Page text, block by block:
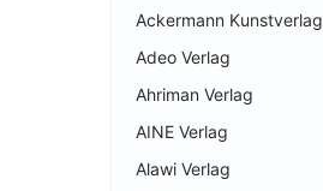
Ackermann Kunstverlag
Adeo Verlag
Ahriman Verlag
AINE Verlag
Alawi Verlag